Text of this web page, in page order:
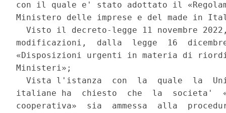
con il quale e' stato adottato il
Ministero delle imprese e del made in
Visto il decreto-legge 11 novembre
modificazioni,  dalla  legge  16
«Disposizioni urgenti in materia di
Ministeri»;
Vista l'istanza  con  la  quale  la
italiane ha  chiesto  che  la  societa'
cooperativa»  sia  ammessa  alla